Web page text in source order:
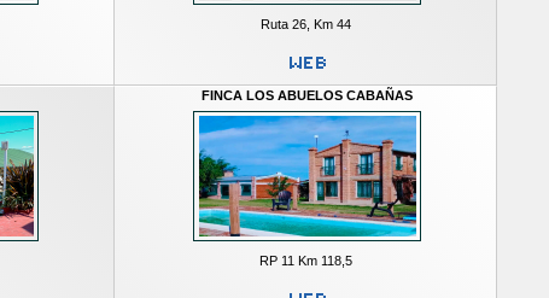
Ruta 26, Km 44
FINCA LOS ABUELOS CABAÑAS
RP 11 Km 118,5